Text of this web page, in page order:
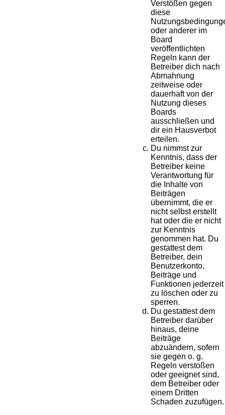
Verstößen gegen
diese
oder anderer im
Board
veröffentlichten
Regeln kann der
Betreiber dich nach
Abmahnung
zeitweise oder
dauerhaft von der
Nutzung dieses
Boards
ausschließen und
dir ein Hausverbot
erteilen.
Du nimmst zur
Kenntnis, dass der
Betreiber keine
Verantwortung für
die Inhalte von
Beiträgen
übernimmt, die er
nicht selbst erstellt
hat oder die er nicht
zur Kenntnis
genommen hat. Du
gestattest dem
Betreiber, dein
Benutzerkonto,
Beiträge und
Funktionen jederzeit
zu löschen oder zu
sperren.
Du gestattest dem
Betreiber darüber
hinaus, deine
Beiträge
abzuändern, sofern
sie gegen o. g.
Regeln verstoßen
oder geeignet sind,
dem Betreiber oder
einem Dritten
Schaden zuzufügen.